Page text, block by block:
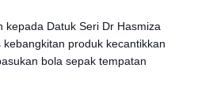
kepada Datuk Seri Dr Hasmiza
produk kecantikkan
bola sepak tempatan